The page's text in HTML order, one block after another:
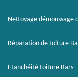
Nettoyage démoussage
Réparation de toiture
Etanchéité toiture Bars